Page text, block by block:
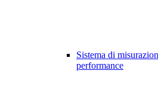
Sistema di
performance